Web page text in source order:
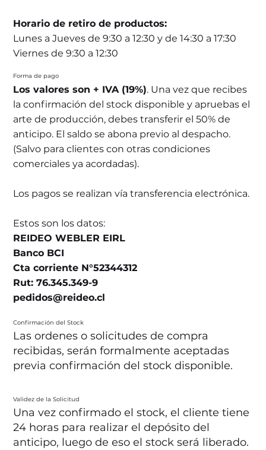
Horario de retiro de productos:
Lunes a Jueves de 9:30 a 12:30 y de 14:30 a 17:30
Viernes de 9:30 a 12:30
Forma de pago
Los valores son + IVA (19%). Una vez que recibes
la confirmación del stock disponible y apruebas el
arte de producción, debes transferir el 50% de
anticipo. El saldo se abona previo al despacho.
(Salvo para clientes con otras condiciones
comerciales ya acordadas).
Los pagos se realizan vía transferencia electrónica.
Estos son los datos:
REIDEO WEBLER EIRL
Banco BCI
Cta corriente N°52344312
Rut: 76.345.349-9
pedidos@reideo.cl
Confirmación del Stock
Las ordenes o solicitudes de compra
recibidas, serán formalmente aceptadas
previa confirmación del stock disponible.
Validez de la Solicitud
Una vez confirmado el stock, el cliente tiene
24 horas para realizar el depósito del
anticipo, luego de eso el stock será liberado.